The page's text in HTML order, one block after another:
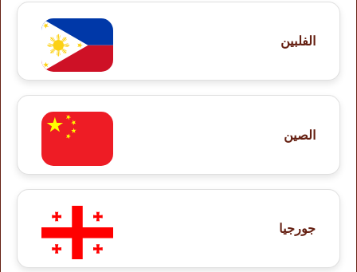
الفلبين
الصين
جورجيا